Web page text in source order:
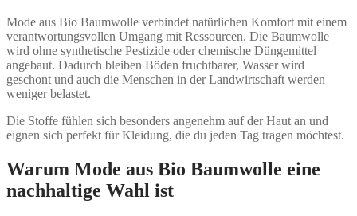
Mode aus Bio Baumwolle verbindet natürlichen Komfort mit einem
verantwortungsvollen Umgang mit Ressourcen. Die Baumwolle
wird ohne synthetische Pestizide oder chemische Düngemittel
angebaut. Dadurch bleiben Böden fruchtbarer, Wasser wird
geschont und auch die Menschen in der Landwirtschaft werden
weniger belastet.
Die Stoffe fühlen sich besonders angenehm auf der Haut an und
eignen sich perfekt für Kleidung, die du jeden Tag tragen möchtest.
Warum Mode aus Bio Baumwolle eine
nachhaltige Wahl ist